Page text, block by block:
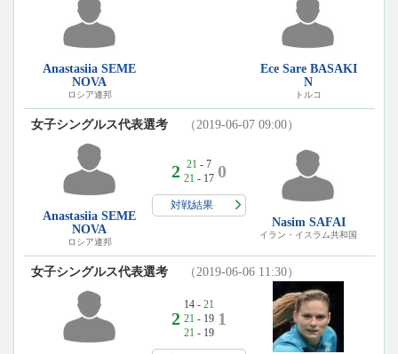
Anastasiia SEME
NOVA
ロシア連邦
Ece Sare BASAKI
N
トルコ
女子シングルス代表選考 （2019-06-07 09:00）
Anastasiia SEME
NOVA
ロシア連邦
2 21 - 7
21 - 17 0
対戦結果
Nasim SAFAI
イラン・イスラム共和国
女子シングルス代表選考 （2019-06-06 11:30）
2
14 - 21
21 - 19
21 - 19
1